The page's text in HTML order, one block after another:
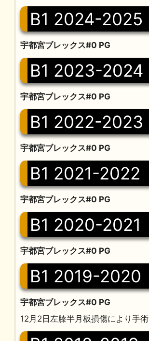
B1 2024-2025
宇都宮ブレックス#0 PG
B1 2023-2024
宇都宮ブレックス#0 PG
B1 2022-2023
宇都宮ブレックス#0 PG
B1 2021-2022
宇都宮ブレックス#0 PG
B1 2020-2021
宇都宮ブレックス#0 PG
B1 2019-2020
宇都宮ブレックス#0 PG
12月2日左膝半月板損傷により手術